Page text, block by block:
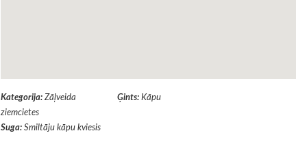
Kategorija: Zāļveida
ziemcietes
Ģints: Kāpu
Suga: Smiltāju kāpu kviesis